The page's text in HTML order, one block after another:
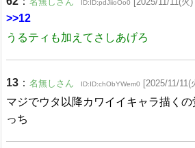
ID:ID:pdJiioOo0
>>12
うるティも加えてさしあげろ
13 ： 名無しさん ID:ID:chObYWem0 [2025/11/11(
マジでウタ以降カワイイキャラ描く
っち